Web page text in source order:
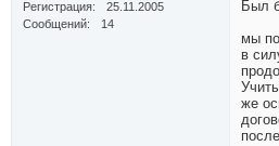
Регистрация
25.11.2005
Сообщений
14
Был
мы
в
же